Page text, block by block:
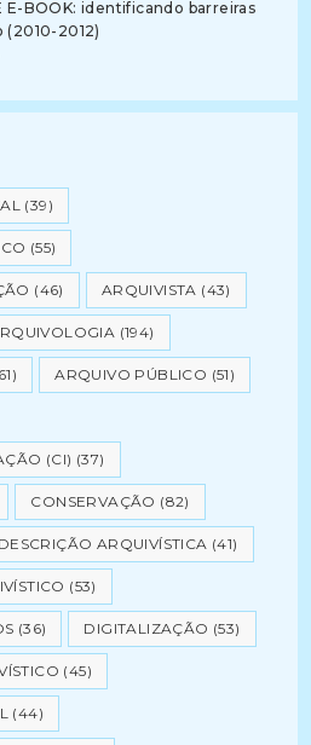
E-BOOK: identificando barreiras
(2010-2012)
(39)
(55)
(46) ARQUIVISTA (43)
(194)
ARQUIVO PÚBLICO (51)
(CI) (37)
CONSERVAÇÃO (82)
DESCRIÇÃO ARQUIVÍSTICA (41)
(53)
(36) DIGITALIZAÇÃO (53)
(45)
(44)